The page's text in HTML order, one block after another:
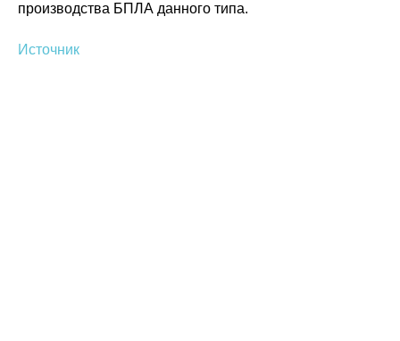
производства БПЛА данного типа.
Источник